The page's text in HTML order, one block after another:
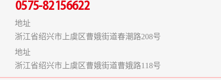
0575-82156622
地址
浙江省绍兴市上虞区曹娥街道春潮路208号
地址
浙江省绍兴市上虞区曹娥街道曹娥路118号